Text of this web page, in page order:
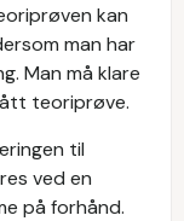
kan
man har
Man må klare
teoriprøve.
til
ved en
på forhånd.